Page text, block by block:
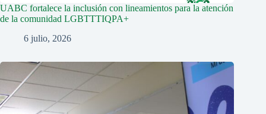
UABC fortalece la inclusión con lineamientos para la atención
de la comunidad LGBTTTIQPA+
6 julio, 2026